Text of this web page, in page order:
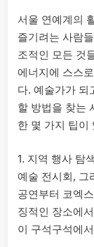
서울 연예계의
즐기려는 사람
조적인 모든 것
에너지에 스스
다. 예술가가 되
할 방법을 찾는
한 몇 가지 팁이
1. 지역 행사 탐
예술 전시회, 그
공연부터 코엑
징적인 장소에
이 구석구석에